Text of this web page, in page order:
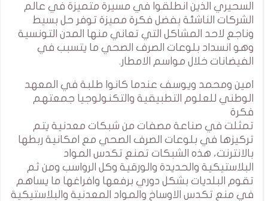
السحيري الذين انطلقوا في مسيرة متميزة في عالم
الشركات الناشئة بفضل فكرة مميزة توفر حل بسيط
وناجع لاحد المشاكل التي تعاني منها المدن التونسية
وهو انسداد بلوعات الصرف الصحي ما يتسبب في
الفيضانات خلال مواسم الامطار.
امين ومحمد ويوسف عندما كانوا طلبة في المعهد
الوطني للعلوم التطبيقية والتكنولوجيا جمعتهم
فكرة
تمثلت في صناعة مصفات من شبكات معدنية يتم
تركيزها في بلوعات الصرف الصحي مع امكانية ربطها
بالانترنت، هذه الشبكات تمنع تكدس المواد
البلاستيكية والحديدة والورقية وكل الرواسب ومن ثم
تقوم البلديات بشكل دوري برفعها وافراغها ما يساهم
في منع تكدس الاوساخ والمواد المعدنية والبلاستيكية